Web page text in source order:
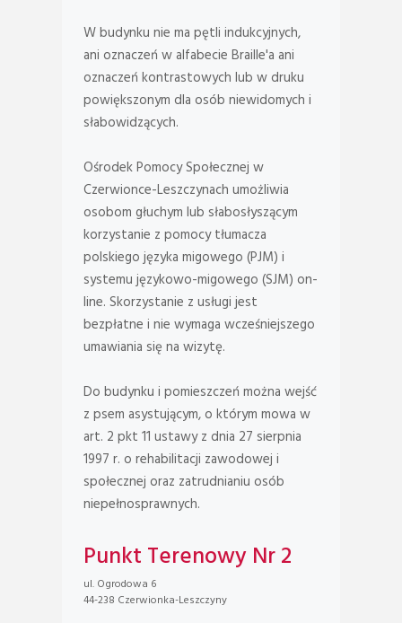
W budynku nie ma pętli indukcyjnych,
ani oznaczeń w alfabecie Braille'a ani
oznaczeń kontrastowych lub w druku
powiększonym dla osób niewidomych i
słabowidzących.
Ośrodek Pomocy Społecznej w
Czerwionce-Leszczynach umożliwia
osobom głuchym lub słabosłyszącym
korzystanie z pomocy tłumacza
polskiego języka migowego (PJM) i
systemu językowo-migowego (SJM) on-
line. Skorzystanie z usługi jest
bezpłatne i nie wymaga wcześniejszego
umawiania się na wizytę.
Do budynku i pomieszczeń można wejść
z psem asystującym, o którym mowa w
art. 2 pkt 11 ustawy z dnia 27 sierpnia
1997 r. o rehabilitacji zawodowej i
społecznej oraz zatrudnianiu osób
niepełnosprawnych.
Punkt Terenowy Nr 2
ul. Ogrodowa 6
44-238 Czerwionka-Leszczyny